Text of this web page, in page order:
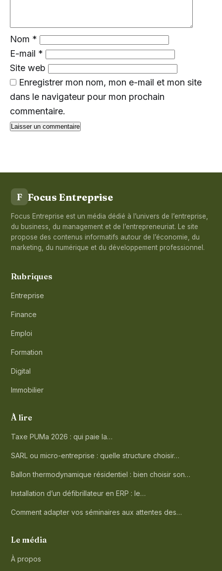
Nom *
E-mail *
Site web
Enregistrer mon nom, mon e-mail et mon site
dans le navigateur pour mon prochain
commentaire.
F Focus Entreprise
Focus Entreprise est un média dédié à l’univers de l’entreprise,
du business, du management et de l’entrepreneuriat. Le site
propose des contenus informatifs autour de l’économie, du
marketing, du numérique et du développement professionnel.
Rubriques
Entreprise
Finance
Emploi
Formation
Digital
Immobilier
À lire
Taxe PUMa 2026 : qui paie la…
SARL ou micro-entreprise : quelle structure choisir…
Ballon thermodynamique résidentiel : bien choisir son…
Installation d’un défibrillateur en ERP : le…
Comment adapter vos séminaires aux attentes des…
Le média
À propos